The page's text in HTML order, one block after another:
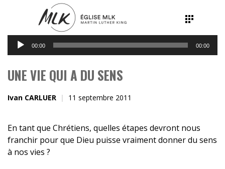
Lecteur
audio
00:00 00:00
UNE VIE QUI A DU SENS
Ivan CARLUER 11 septembre 2011
En tant que Chrétiens, quelles étapes devront nous
franchir pour que Dieu puisse vraiment donner du sens
à nos vies ?